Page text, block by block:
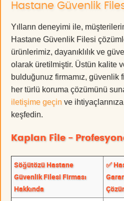
Hastane Güvenlik
Yılların deneyimi ile,
Hastane Güvenlik Filesi
ürünlerimiz, dayanıklılık ve
olarak üretilmiştir. Üstün kalite
bulduğunuz firmamız, güvenlik
her türlü koruma çözümünü
iletişime geçin ve
keşfedin.
Kaplan File -
Söğütözü Hastane
Güvenlik Filesi Firması
Hakkında
✅